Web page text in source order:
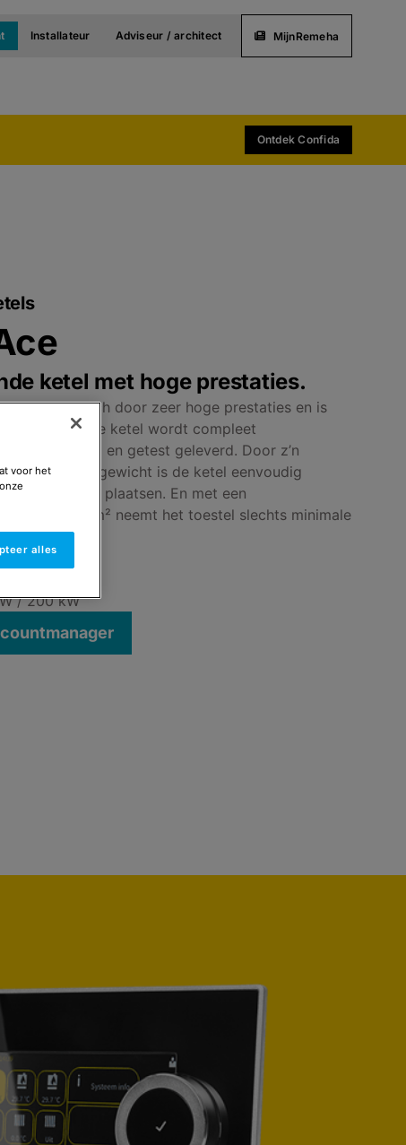
Installateur Adviseur / architect MijnRemeha
Ontdek Confida
ketel met hoge prestaties.
kenmerkt zich door zeer hoge prestaties en is
toepasbaar. De ketel wordt compleet
vooringesteld en getest geleverd. Door z’n
en lage gewicht is de ketel eenvoudig
ketelhuis te plaatsen. En met een
slechts 0,5 m² neemt het toestel slechts minimale
/ 200 kW
voor het
alles